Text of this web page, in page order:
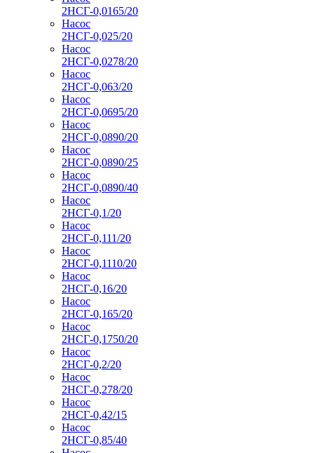
2НСГ-0,0165/20
Насос
2НСГ-0,025/20
Насос
2НСГ-0,0278/20
Насос
2НСГ-0,063/20
Насос
2НСГ-0,0695/20
Насос
2НСГ-0,0890/20
Насос
2НСГ-0,0890/25
Насос
2НСГ-0,0890/40
Насос
2НСГ-0,1/20
Насос
2НСГ-0,111/20
Насос
2НСГ-0,1110/20
Насос
2НСГ-0,16/20
Насос
2НСГ-0,165/20
Насос
2НСГ-0,1750/20
Насос
2НСГ-0,2/20
Насос
2НСГ-0,278/20
Насос
2НСГ-0,42/15
Насос
2НСГ-0,85/40